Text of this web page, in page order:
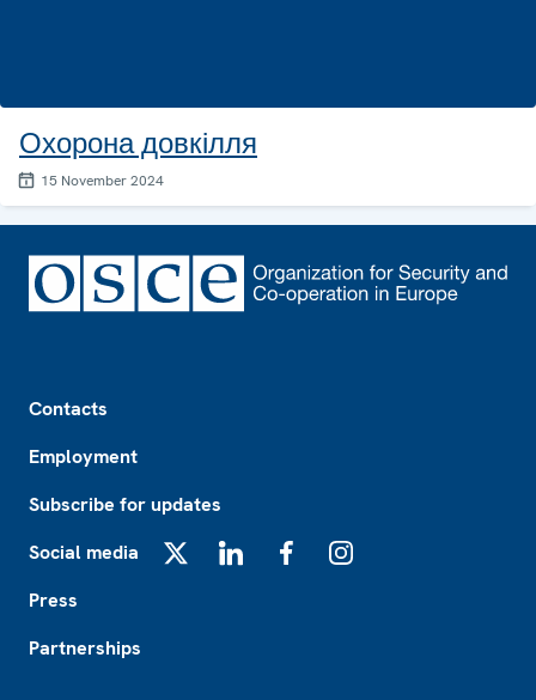
Охорона довкілля
15 November 2024
Contacts
Employment
Subscribe for updates
Social media
Press
Partnerships